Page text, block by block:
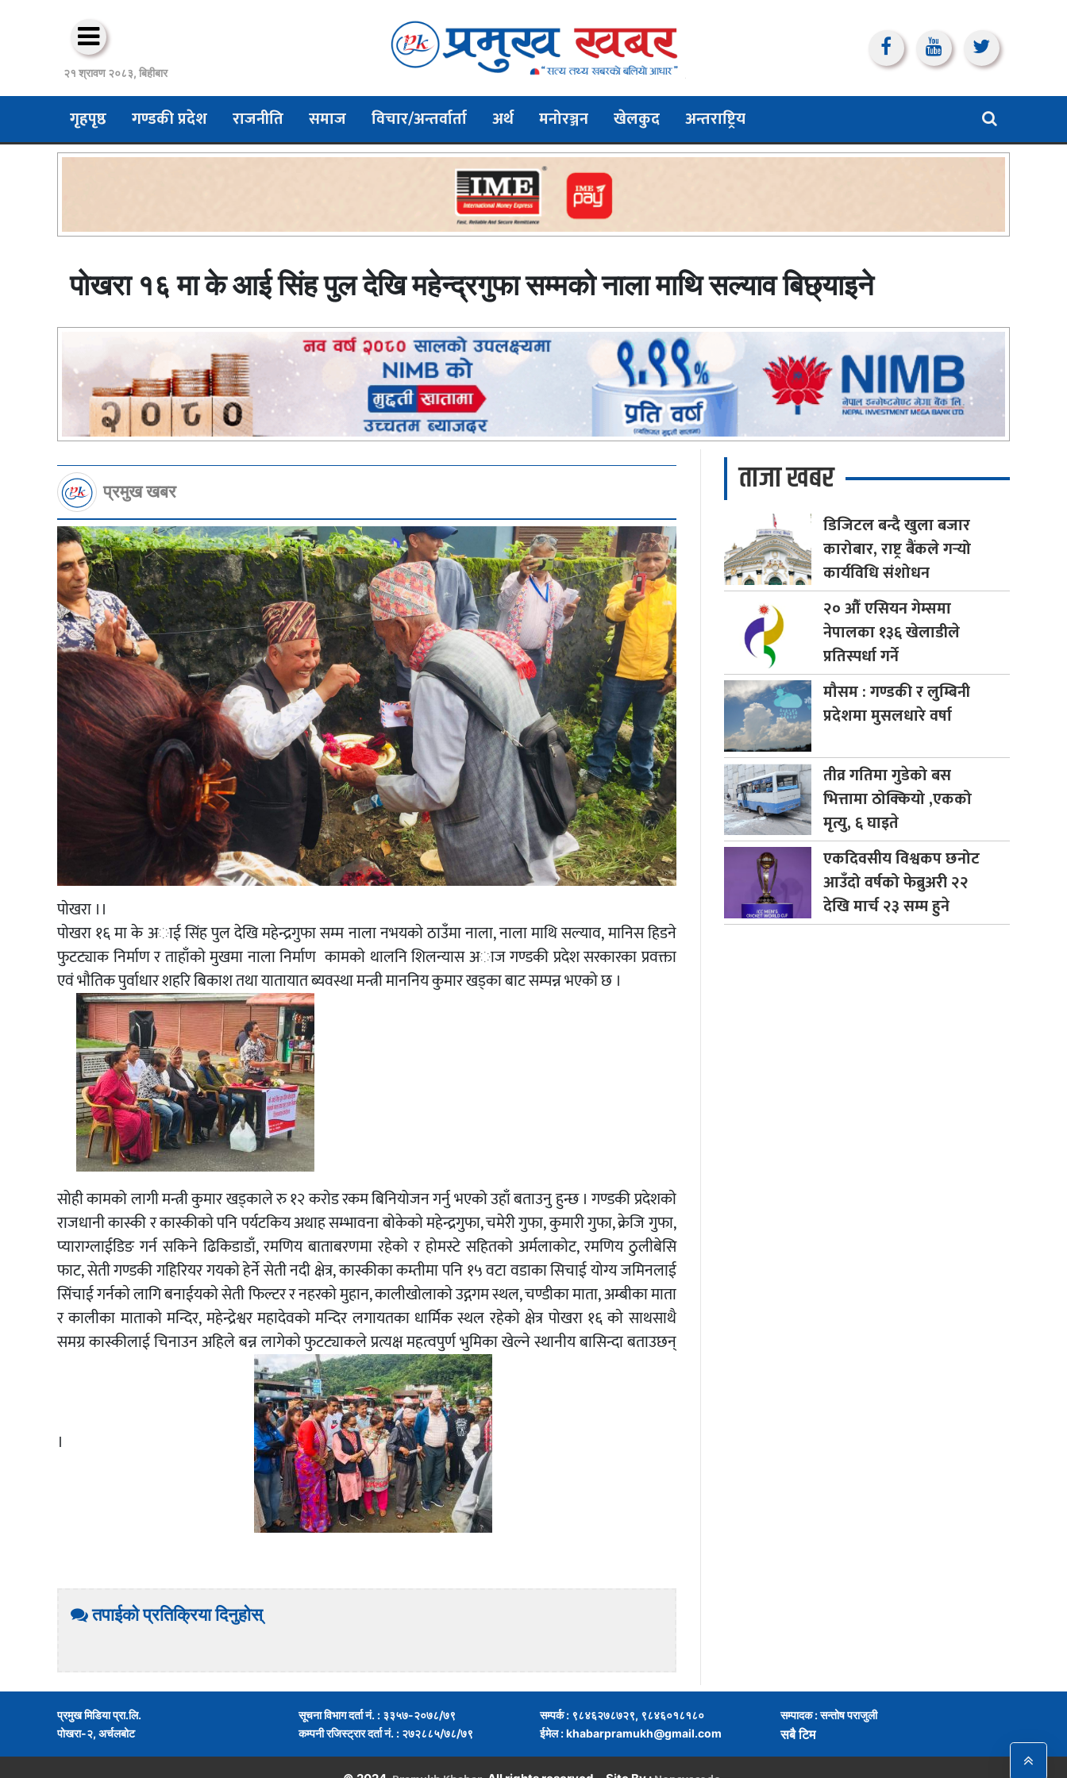
२१ श्रावण २०८३, बिहीबार
गृहपृष्ठ गण्डकी प्रदेश राजनीति समाज विचार/अन्तर्वार्ता अर्थ मनोरञ्जन खेलकुद अन्तराष्ट्रिय
पाेखरा १६ मा के आई सिंह पुल देखि महेन्द्रगुफा सम्मको नाला माथि सल्याव बिछ्याइने
प्रमुख खबर
पाेखरा ।।
पाेखरा १६ मा के अाई सिंह पुल देखि महेन्द्रगुफा सम्म नाला नभयकाे ठाउँमा नाला, नाला माथि सल्याव, मानिस हिडने
फुटट्याक निर्माण र ताहाँकाे मुखमा नाला निर्माण कामकाे थालनि शिलन्यास अाज गण्डकी प्रदेश सरकारका प्रवक्ता
एवं भाैतिक पुर्वाधार शहरि बिकाश तथा यातायात ब्यवस्था मन्त्री माननिय कुमार खड्का बाट सम्पन्न भएको छ ।
सोही कामको लागी मन्त्री कुमार खड्काले रु १२ कराेड रकम बिनियोजन गर्नु भएको उहाँ बताउनु हुन्छ । गण्डकी प्रदेशकाे
राजधानी कास्की र कास्कीकाे पनि पर्यटकिय अथाह सम्भावना बाेकेकाे महेन्द्रगुफा, चमेरी गुफा, कुमारी गुफा, क्रेजि गुफा,
प्याराग्लाईडिङ गर्न सकिने ढिकिडाडाँ, रमणिय बाताबरणमा रहेकाे र हाेमस्टे सहितकाे अर्मलाकाेट, रमणिय ठुलीबेसि
फाट, सेती गण्डकी गहिरियर गयकाे हेर्ने सेती नदी क्षेत्र, कास्कीका कम्तीमा पनि १५ वटा वडाका सिचाई याेग्य जमिनलाई
सिंचाई गर्नकाे लागि बनाईयकाे सेती फिल्टर र नहरकाे मुहान, कालीखाेलाकाे उद्गगम स्थल, चण्डीका माता, अम्बीका माता
र कालीका माताकाे मन्दिर, महेन्द्रेश्वर महादेवकाे मन्दिर लगायतका धार्मिक स्थल रहेकाे क्षेत्र पाेखरा १६ काे साथसाथै
समग्र कास्कीलाई चिनाउन अहिले बन्न लागेकाे फुटट्याकले प्रत्यक्ष महत्वपुर्ण भुमिका खेल्ने स्थानीय बासिन्दा बताउछन्
।
तपाईको प्रतिक्रिया दिनुहोस्
ताजा खबर
डिजिटलबन्दै खुला बजार
कारोबार, राष्ट्र बैंकले गर्‍यो
कार्यविधि संशोधन
२०औँ एसियन गेम्समा
नेपालका १३६ खेलाडीले
प्रतिस्पर्धा गर्ने
मौसम: गण्डकी र लुम्बिनी
प्रदेशमा मुसलधारे वर्षा
तीव्रगतिमा गुडेको बस
भित्तामा ठोक्कियो ,एकको
मृत्यु, ६ घाइते
एकदिवसीयविश्वकप छनोट
आउँदो वर्षको फेब्रुअरी २२
देखि मार्च २३ सम्म हुने
प्रमुख मिडिया प्रा.लि.
पोखरा-२, अर्चलबोट
सूचना विभाग दर्ता नं. : ३३५७-२०७८/७९
कम्पनी रजिस्ट्रार दर्ता नं. : २७२८८५/७८/७९
सम्पर्क : ९८४६२७८७२९, ९८४६०१८१८०
ईमेल :khabarpramukh@gmail.com
सम्पादक : सन्तोष पराजुली
सबै टिम